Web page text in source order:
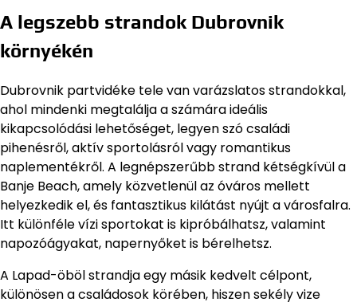
A legszebb strandok Dubrovnik
környékén
Dubrovnik partvidéke tele van varázslatos strandokkal,
ahol mindenki megtalálja a számára ideális
kikapcsolódási lehetőséget, legyen szó családi
pihenésről, aktív sportolásról vagy romantikus
naplementékről. A legnépszerűbb strand kétségkívül a
Banje Beach, amely közvetlenül az óváros mellett
helyezkedik el, és fantasztikus kilátást nyújt a városfalra.
Itt különféle vízi sportokat is kipróbálhatsz, valamint
napozóágyakat, napernyőket is bérelhetsz.
A Lapad-öböl strandja egy másik kedvelt célpont,
különösen a családosok körében, hiszen sekély vize